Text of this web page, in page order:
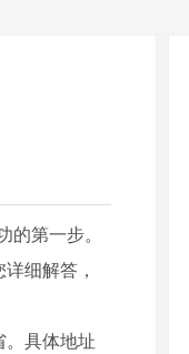
第一步。
细解答，
。具体地址